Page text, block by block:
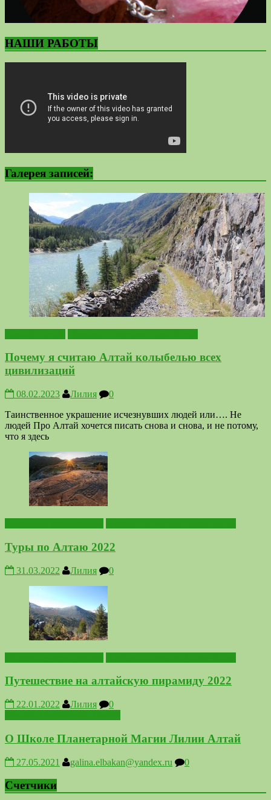
НАШИ РАБОТЫ
Галерея записей:
Почему я считаю Алтай колыбелью всех
цивилизаций
08.02.2023 Лилия
0
Таинственное украшение исчезнувших людей или…. Не
людей Про Алтай хочется писать снова и снова, и не потому,
что я здесь
Туры по Алтаю 2022
31.03.2022 Лилия 0
Путешествие на алтайскую пирамиду 2022
22.01.2022 Лилия
0
О Школе Планетарной Магии Лилии Алтай
27.05.2021 galina.elbakan@yandex.ru 0
Счетчики